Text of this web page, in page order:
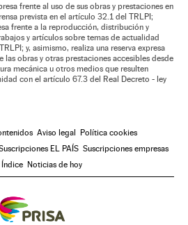
frente al uso de sus obras y prestaciones en
prevista en el artículo 32.1 del TRLPI;
frente a la reproducción, distribución y
y artículos sobre temas de actualidad
y, asimismo, realiza una reserva expresa
las obras y otras prestaciones accesibles desde
mecánica u otros medios que resulten
con el artículo 67.3 del Real Decreto - ley
Aviso legal Política cookies
EL PAÍS Suscripciones empresas
Índice Noticias de hoy